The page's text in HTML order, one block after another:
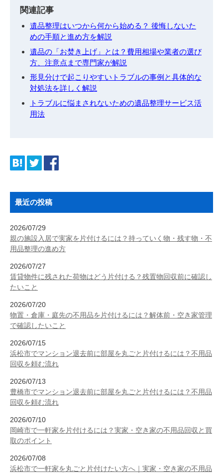
関連記事
遺品整理はいつから何から始める？ 後悔しないた
めの手順と進め方を解説
遺品の「お焚き上げ」とは？費用相場や業者の選び
方、注意点まで専門家が解説
形見分けで起こりやすいトラブルの事例と具体的な
対処法を詳しく解説
トラブルに悩まされないための遺品整理サービス活
用法
最近の投稿
2026/07/29
親の施設入居で実家を片付けるには？持っていく物・残す物・不
用品整理の進め方
2026/07/27
賃貸物件に残された荷物はどう片付ける？残置物回収前に確認し
たいこと
2026/07/20
物置・倉庫・庭先の不用品を片付けるには？解体前・空き家管理
で確認したいこと
2026/07/15
浜松市でマンション退去前に部屋を丸ごと片付けるには？不用品
回収を頼む流れ
2026/07/13
豊橋市でマンション退去前に部屋を丸ごと片付けるには？不用品
回収を頼む流れ
2026/07/10
岡崎市で一軒家を片付けるには？実家・空き家の不用品回収と買
取のポイント
2026/07/08
浜松市で一軒家を丸ごと片付けたい方へ｜実家・空き家の不用品